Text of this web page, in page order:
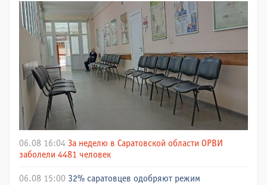
06.08 16:04 За неделю в Саратовской области ОРВИ
заболели 4481 человек
06.08 15:00 32% саратовцев одобряют режим